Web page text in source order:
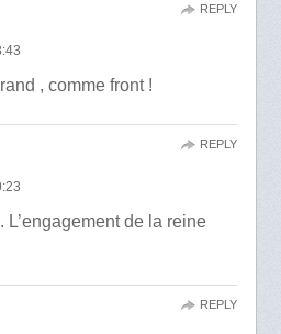
, comme front !
REPLY
L’engagement de la reine
REPLY
REPLY